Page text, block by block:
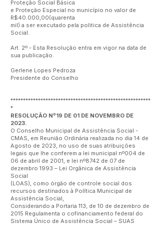
Proteção Social Básica
e Proteção Especial no município no valor de
R$40.000,00(quarenta
mil) a ser executado pela politica de Assistência
Social.
Art. 2º - Esta Resolução entra em vigor na data de
sua publicação.
Gerlene Lopes Pedroza
Presidente do Conselho
********************************************************
*
RESOLUÇÃO Nº19 DE 01 DE NOVEMBRO DE
2023.
O Conselho Municipal de Assistência Social -
CMAS, em Reunião Ordinária realizada no dia 14 de
Agosto de 2023, no uso de suas atribuições
legais que lhe conferem a lei municipal nº004 de
06 de abril de 2001, e lei nº8742 de 07 de
dezembro 1993 – Lei Orgânica de Assistência
Social
(LOAS), como órgão de controle social dos
recursos destinados à Política Municipal de
Assistência Social,
Considerando a Portaria 113, de 10 de dezembro de
2015 Regulamenta o cofinanciamento federal do
Sistema Único de Assistência Social – SUAS